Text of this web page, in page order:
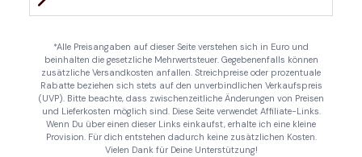
*Alle Preisangaben auf dieser Seite verstehen sich in Euro und
beinhalten die gesetzliche Mehrwertsteuer. Gegebenenfalls können
zusätzliche Versandkosten anfallen. Streichpreise oder prozentuale
Rabatte beziehen sich stets auf den unverbindlichen Verkaufspreis
(UVP). Bitte beachte, dass zwischenzeitliche Änderungen von Preisen
und Lieferkosten möglich sind. Diese Seite verwendet Affiliate-Links.
Wenn Du über einen dieser Links einkaufst, erhalte ich eine kleine
Provision. Für dich entstehen dadurch keine zusätzlichen Kosten.
Vielen Dank für Deine Unterstützung!